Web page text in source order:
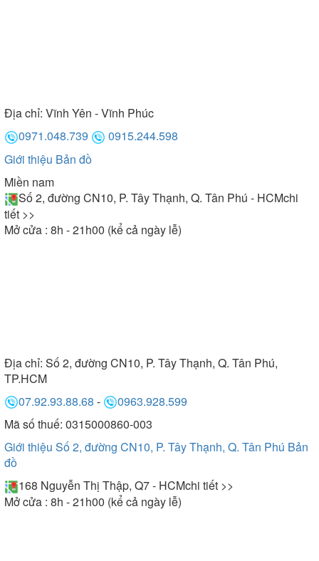
Địa chỉ: Vĩnh Yên - Vĩnh Phúc
0971.048.739
0915.244.598
Giới thiệu Bản đồ
Miền nam
Số 2, đường CN10, P. Tây Thạnh, Q. Tân Phú - HCMchi
tiết >>
Mở cửa : 8h - 21h00 (kể cả ngày lễ)
Địa chỉ: Số 2, đường CN10, P. Tây Thạnh, Q. Tân Phú,
TP.HCM
07.92.93.88.68 -
0963.928.599
Mã số thuế: 0315000860-003
Giới thiệu Số 2, đường CN10, P. Tây Thạnh, Q. Tân Phú Bản
đồ
168 Nguyễn Thị Thập, Q7 - HCMchi tiết >>
Mở cửa : 8h - 21h00 (kể cả ngày lễ)